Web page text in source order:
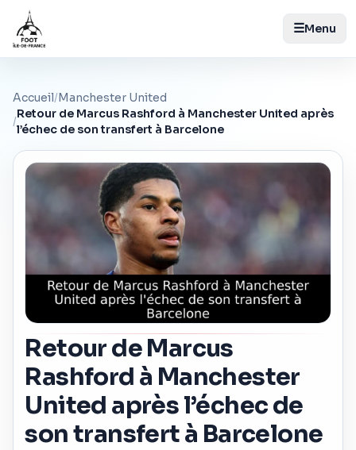
☰Menu
Accueil/Manchester United
/
Retour de Marcus Rashford à Manchester United après
l’échec de son transfert à Barcelone
Retour de Marcus
Rashford à Manchester
United après l’échec de
son transfert à Barcelone